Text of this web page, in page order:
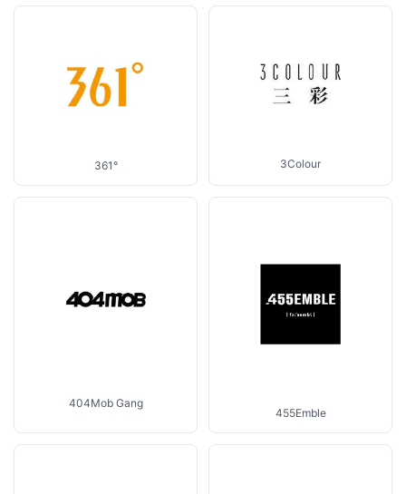
361° 3Colour
404Mob Gang
455Emble